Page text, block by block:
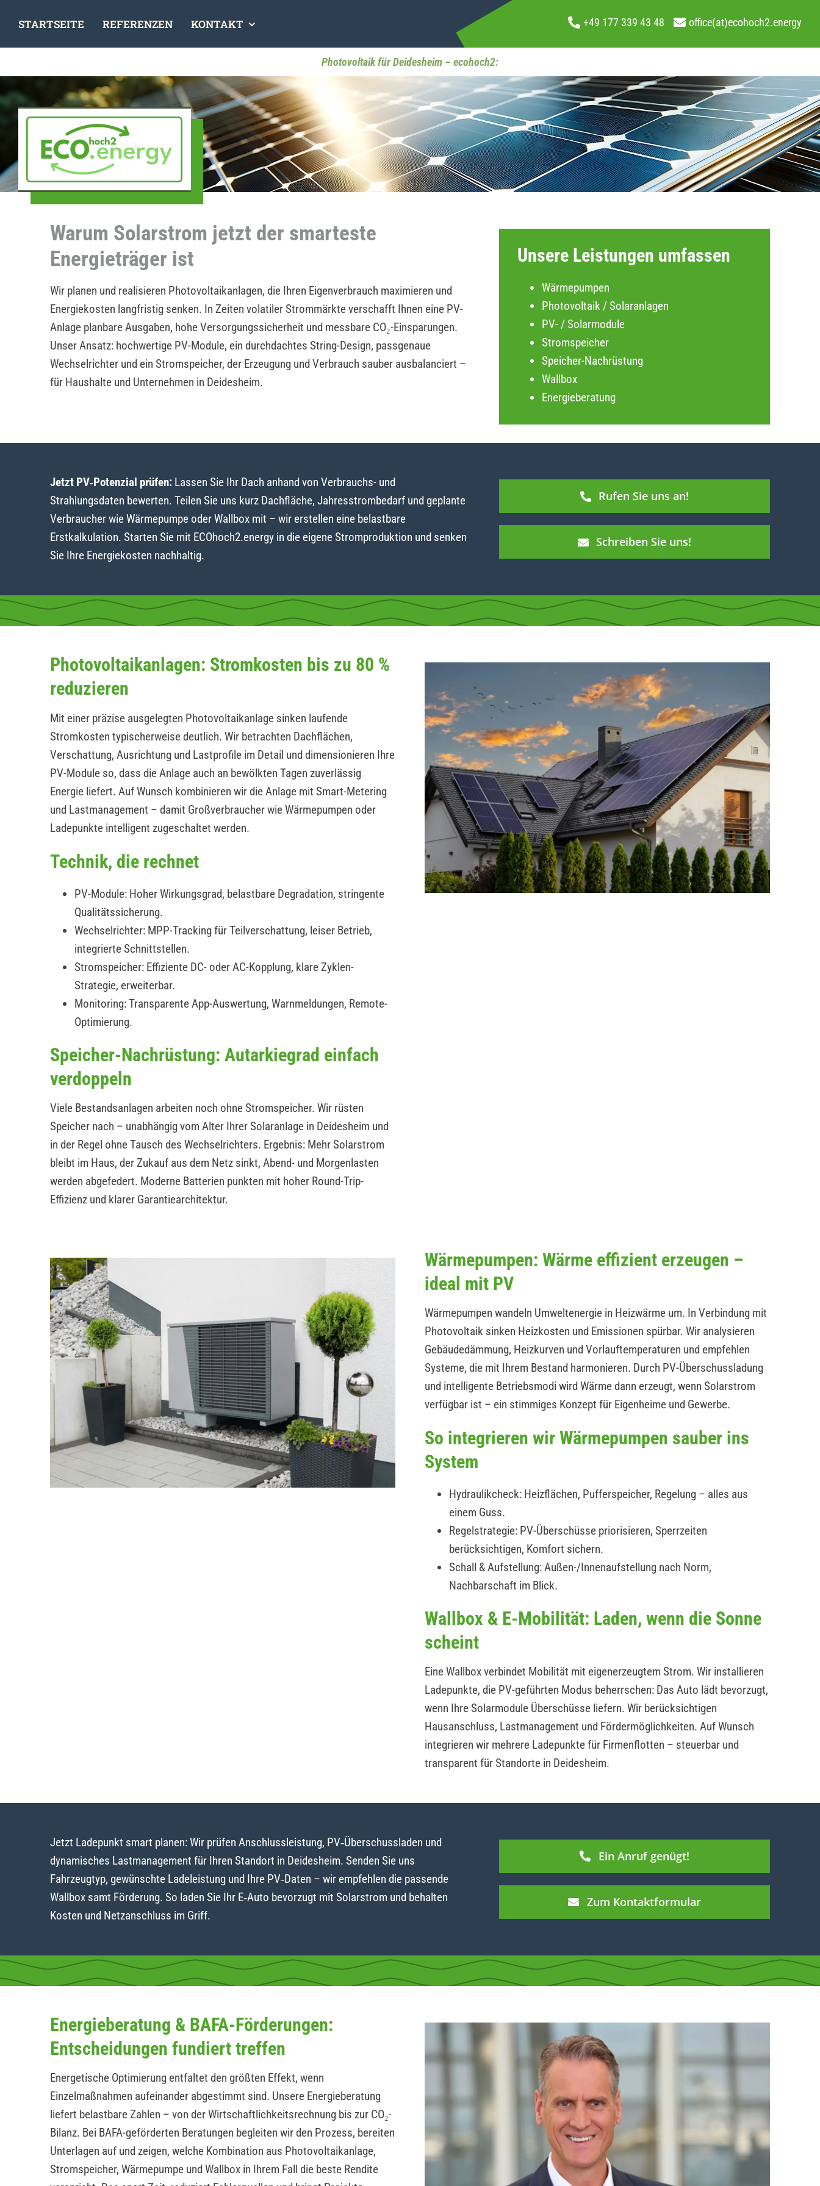
content
STARTSEITE REFERENZEN KONTAKT +49 177 339 43 48 office(at)ecohoch2.energy
Photovoltaik für Deidesheim – ecohoch2:
Warum Solarstrom jetzt der smarteste
Energieträger ist
Wir planen und realisieren Photovoltaikanlagen, die Ihren Eigenverbrauch maximieren und
Energiekosten langfristig senken. In Zeiten volatiler Strommärkte verschafft Ihnen eine PV-
Anlage planbare Ausgaben, hohe Versorgungssicherheit und messbare CO₂-Einsparungen.
Unser Ansatz: hochwertige PV-Module, ein durchdachtes String-Design, passgenaue
Wechselrichter und ein Stromspeicher, der Erzeugung und Verbrauch sauber ausbalanciert –
für Haushalte und Unternehmen in Deidesheim.
Unsere Leistungen umfassen
Wärmepumpen
Photovoltaik / Solaranlagen
PV- / Solarmodule
Stromspeicher
Speicher-Nachrüstung
Wallbox
Energieberatung
Jetzt PV‑Potenzial prüfen:Lassen Sie Ihr Dach anhand von Verbrauchs- und
Strahlungsdaten bewerten. Teilen Sie uns kurz Dachfläche, Jahresstrombedarf und geplante
Verbraucher wie Wärmepumpe oder Wallbox mit – wir erstellen eine belastbare
Erstkalkulation. Starten Sie mit ECOhoch2.energy in die eigene Stromproduktion und senken
Sie Ihre Energiekosten nachhaltig.
Rufen Sie uns an!
Schreiben Sie uns!
Photovoltaikanlagen: Stromkosten bis zu 80 %
reduzieren
Mit einer präzise ausgelegten Photovoltaikanlage sinken laufende
Stromkosten typischerweise deutlich. Wir betrachten Dachflächen,
Verschattung, Ausrichtung und Lastprofile im Detail und dimensionieren Ihre
PV-Module so, dass die Anlage auch an bewölkten Tagen zuverlässig
Energie liefert. Auf Wunsch kombinieren wir die Anlage mit Smart-Metering
und Lastmanagement – damit Großverbraucher wie Wärmepumpen oder
Ladepunkte intelligent zugeschaltet werden.
Technik, die rechnet
PV-Module: Hoher Wirkungsgrad, belastbare Degradation, stringente
Qualitätssicherung.
Wechselrichter: MPP-Tracking für Teilverschattung, leiser Betrieb,
integrierte Schnittstellen.
Stromspeicher: Effiziente DC- oder AC-Kopplung, klare Zyklen-
Strategie, erweiterbar.
Monitoring: Transparente App-Auswertung, Warnmeldungen, Remote-
Optimierung.
Speicher-Nachrüstung: Autarkiegrad einfach
verdoppeln
Viele Bestandsanlagen arbeiten noch ohne Stromspeicher. Wir rüsten
Speicher nach – unabhängig vom Alter Ihrer Solaranlage in Deidesheim und
in der Regel ohne Tausch des Wechselrichters. Ergebnis: Mehr Solarstrom
bleibt im Haus, der Zukauf aus dem Netz sinkt, Abend- und Morgenlasten
werden abgefedert. Moderne Batterien punkten mit hoher Round-Trip-
Effizienz und klarer Garantiearchitektur.
Wärmepumpen: Wärme effizient erzeugen –
ideal mit PV
Wärmepumpen wandeln Umweltenergie in Heizwärme um. In Verbindung mit
Photovoltaik sinken Heizkosten und Emissionen spürbar. Wir analysieren
Gebäudedämmung, Heizkurven und Vorlauftemperaturen und empfehlen
Systeme, die mit Ihrem Bestand harmonieren. Durch PV-Überschussladung
und intelligente Betriebsmodi wird Wärme dann erzeugt, wenn Solarstrom
verfügbar ist – ein stimmiges Konzept für Eigenheime und Gewerbe.
So integrieren wir Wärmepumpen sauber ins
System
Hydraulikcheck: Heizflächen, Pufferspeicher, Regelung – alles aus
einem Guss.
Regelstrategie: PV-Überschüsse priorisieren, Sperrzeiten
berücksichtigen, Komfort sichern.
Schall & Aufstellung: Außen-/Innenaufstellung nach Norm,
Nachbarschaft im Blick.
Wallbox & E-Mobilität: Laden, wenn die Sonne
scheint
Eine Wallbox verbindet Mobilität mit eigenerzeugtem Strom. Wir installieren
Ladepunkte, die PV-geführten Modus beherrschen: Das Auto lädt bevorzugt,
wenn Ihre Solarmodule Überschüsse liefern. Wir berücksichtigen
Hausanschluss, Lastmanagement und Fördermöglichkeiten. Auf Wunsch
integrieren wir mehrere Ladepunkte für Firmenflotten – steuerbar und
transparent für Standorte in Deidesheim.
Jetzt Ladepunkt smart planen: Wir prüfen Anschlussleistung, PV‑Überschussladen und
dynamisches Lastmanagement für Ihren Standort in Deidesheim. Senden Sie uns
Fahrzeugtyp, gewünschte Ladeleistung und Ihre PV‑Daten – wir empfehlen die passende
Wallbox samt Förderung. So laden Sie Ihr E‑Auto bevorzugt mit Solarstrom und behalten
Kosten und Netzanschluss im Griff.
Ein Anruf genügt!
Zum Kontaktformular
Energieberatung & BAFA-Förderungen:
Entscheidungen fundiert treffen
Energetische Optimierung entfaltet den größten Effekt, wenn
Einzelmaßnahmen aufeinander abgestimmt sind. Unsere Energieberatung
liefert belastbare Zahlen – von der Wirtschaftlichkeitsrechnung bis zur CO₂-
Bilanz. Bei BAFA-geförderten Beratungen begleiten wir den Prozess, bereiten
Unterlagen auf und zeigen, welche Kombination aus Photovoltaikanlage,
Stromspeicher, Wärmepumpe und Wallbox in Ihrem Fall die beste Rendite